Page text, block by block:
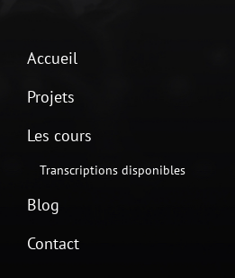
Accueil
Projets
Les cours
Transcriptions disponibles
Blog
Contact